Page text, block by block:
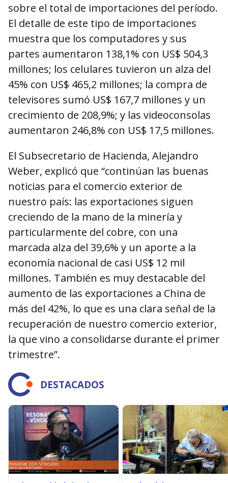
sobre el total de importaciones del período.
El detalle de este tipo de importaciones
muestra que los computadores y sus
partes aumentaron 138,1% con US$ 504,3
millones; los celulares tuvieron un alza del
45% con US$ 465,2 millones; la compra de
televisores sumó US$ 167,7 millones y un
crecimiento de 208,9%; y las videoconsolas
aumentaron 246,8% con US$ 17,5 millones.
El Subsecretario de Hacienda, Alejandro
Weber, explicó que “continúan las buenas
noticias para el comercio exterior de
nuestro país: las exportaciones siguen
creciendo de la mano de la minería y
particularmente del cobre, con una
marcada alza del 39,6% y un aporte a la
economía nacional de casi US$ 12 mil
millones. También es muy destacable del
aumento de las exportaciones a China de
más del 42%, lo que es una clara señal de la
recuperación de nuestro comercio exterior,
la que vino a consolidarse durante el primer
trimestre”.
DESTACADOS